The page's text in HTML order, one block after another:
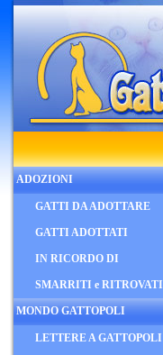
ADOZIONI
GATTI DA ADOTTARE
GATTI ADOTTATI
IN RICORDO DI
SMARRITI e RITROVATI
MONDO GATTOPOLI
LETTERE A GATTOPOLI